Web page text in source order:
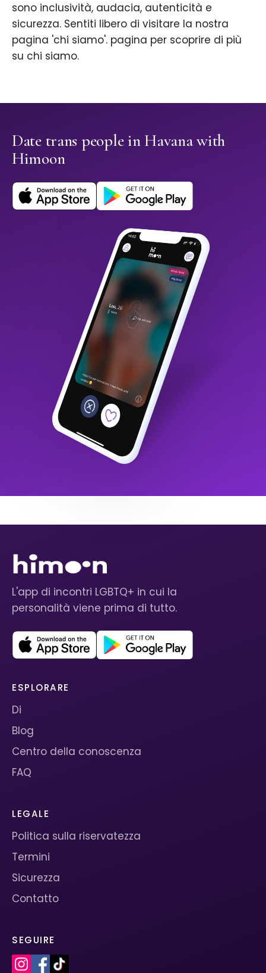
sono inclusività, audacia, autenticità e
sicurezza. Sentiti libero di visitare la nostra
pagina 'chi siamo'. pagina per scoprire di più
su chi siamo.
Date trans people in Havana with
Himoon
L'app di incontri LGBTQ+ in cui la
personalità viene prima di tutto.
ESPLORARE
Di
Blog
Centro della conoscenza
FAQ
LEGALE
Politica sulla riservatezza
Termini
Sicurezza
Contatto
SEGUIRE